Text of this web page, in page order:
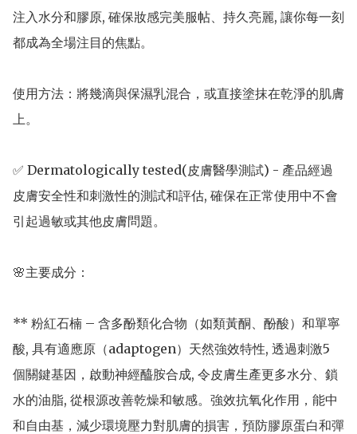
注入水分和膠原, 確保妝感完美服帖、持久亮麗, 讓你每一刻
都成為全場注目的焦點。
使用方法：將幾滴與保濕乳混合，或直接塗抹在乾淨的肌膚
上。
✅ Dermatologically tested(皮膚醫學測試) - 產品經過
皮膚安全性和刺激性的測試和評估, 確保在正常使用中不會
引起過敏或其他皮膚問題。
🌸主要成分：
** 粉紅石楠 – 含多酚類化合物（如類黃酮、酚酸）和單寧
酸, 具有適應原（adaptogen）天然強效特性, 透過刺激5
個關鍵基因，啟動神經醯胺合成, 令皮膚生產更多水分、鎖
水的油脂, 從根源改善乾燥和敏感。強效抗氧化作用，能中
和自由基，減少環境壓力對肌膚的損害，預防膠原蛋白和彈